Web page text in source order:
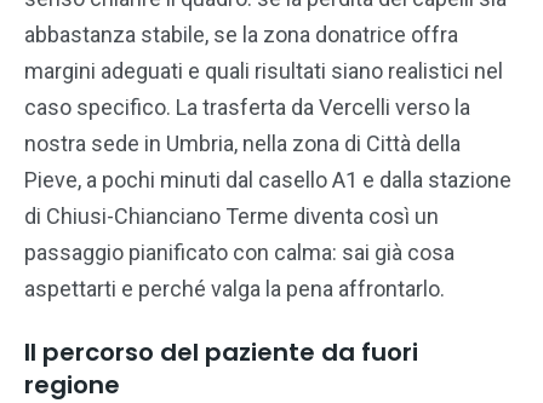
abbastanza stabile, se la zona donatrice offra
margini adeguati e quali risultati siano realistici nel
caso specifico. La trasferta da Vercelli verso la
nostra sede in Umbria, nella zona di Città della
Pieve, a pochi minuti dal casello A1 e dalla stazione
di Chiusi-Chianciano Terme diventa così un
passaggio pianificato con calma: sai già cosa
aspettarti e perché valga la pena affrontarlo.
Il percorso del paziente da fuori
regione